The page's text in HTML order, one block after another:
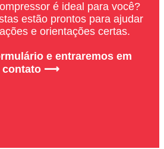
é ideal para você?
estão prontos para ajudar
e orientações certas.
e entraremos em
contato ⟶